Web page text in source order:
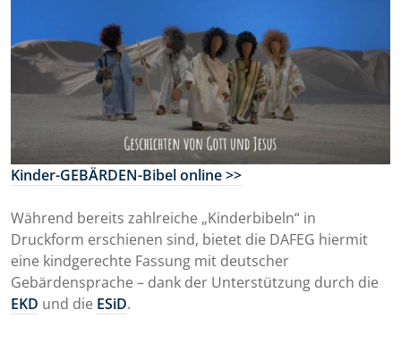
Kinder-GEBÄRDEN-Bibel online >>
Während bereits zahlreiche „Kinderbibeln“ in
Druckform erschienen sind, bietet die DAFEG hiermit
eine kindgerechte Fassung mit deutscher
Gebärdensprache – dank der Unterstützung durch die
EKD und die ESiD.